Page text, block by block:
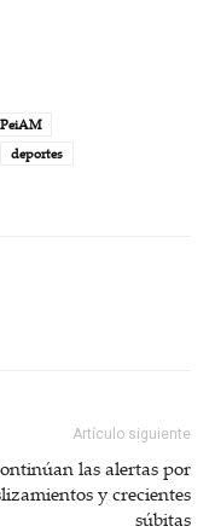
deportes
Artículo siguiente
las alertas por
y crecientes
súbitas